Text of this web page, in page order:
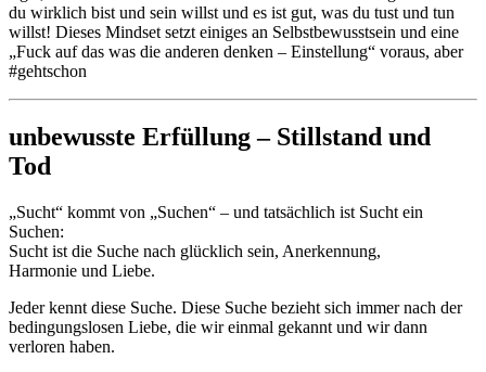
du wirklich bist und sein willst und es ist gut, was du tust und tun
willst! Dieses Mindset setzt einiges an Selbstbewusstsein und eine
„Fuck auf das was die anderen denken – Einstellung“ voraus, aber
#gehtschon
unbewusste Erfüllung – Stillstand und
Tod
„Sucht“ kommt von „Suchen“ – und tatsächlich ist Sucht ein
Suchen:
Sucht ist die Suche nach glücklich sein, Anerkennung,
Harmonie und Liebe.
Jeder kennt diese Suche. Diese Suche bezieht sich immer nach der
bedingungslosen Liebe, die wir einmal gekannt und wir dann
verloren haben.